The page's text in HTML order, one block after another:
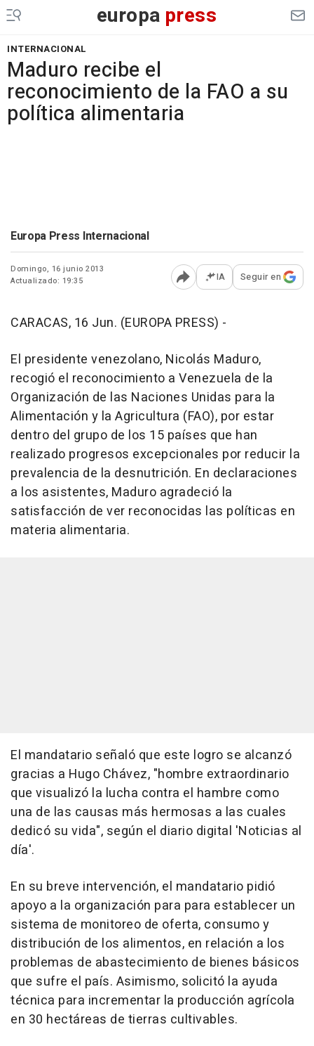
europa press
INTERNACIONAL
Maduro recibe el
reconocimiento de la FAO a su
política alimentaria
Europa Press Internacional
Domingo, 16 junio 2013
Actualizado: 19:35
Abrir opciones para
IA Seguir en
CARACAS, 16 Jun. (EUROPA PRESS) -
El presidente venezolano, Nicolás Maduro,
recogió el reconocimiento a Venezuela de la
Organización de las Naciones Unidas para la
Alimentación y la Agricultura (FAO), por estar
dentro del grupo de los 15 países que han
realizado progresos excepcionales por reducir la
prevalencia de la desnutrición. En declaraciones
a los asistentes, Maduro agradeció la
satisfacción de ver reconocidas las políticas en
materia alimentaria.
El mandatario señaló que este logro se alcanzó
gracias a Hugo Chávez, "hombre extraordinario
que visualizó la lucha contra el hambre como
una de las causas más hermosas a las cuales
dedicó su vida", según el diario digital 'Noticias al
día'.
En su breve intervención, el mandatario pidió
apoyo a la organización para para establecer un
sistema de monitoreo de oferta, consumo y
distribución de los alimentos, en relación a los
problemas de abastecimiento de bienes básicos
que sufre el país. Asimismo, solicitó la ayuda
técnica para incrementar la producción agrícola
en 30 hectáreas de tierras cultivables.